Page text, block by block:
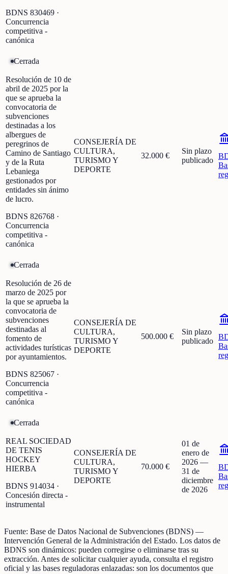
BDNS 830469 ·
Concurrencia
competitiva -
canónica
Cerrada
Resolución de 10 de
abril de 2025 por la
que se aprueba la
convocatoria de
subvenciones
destinadas a los
albergues de
peregrinos de
Camino de Santiago
y de la Ruta
Lebaniega
gestionados por
entidades sin ánimo
de lucro.
BDNS 826768 ·
Concurrencia
competitiva -
canónica
CONSEJERÍA DE
CULTURA,
TURISMO Y
DEPORTE
32.000 €
Sin plazo
publicado
Cerrada
Resolución de 26 de
marzo de 2025 por
la que se aprueba la
convocatoria de
subvenciones
destinadas al
fomento de
actividades turísticas
por ayuntamientos.
BDNS 825067 ·
Concurrencia
competitiva -
canónica
CONSEJERÍA DE
CULTURA,
TURISMO Y
DEPORTE
500.000 €
Sin plazo
publicado
Cerrada
REAL SOCIEDAD
DE TENIS
HOCKEY
HIERBA
BDNS 914034 ·
Concesión directa -
instrumental
CONSEJERÍA DE
CULTURA,
TURISMO Y
DEPORTE
70.000 €
01 de
enero de
2026 —
31 de
diciembre
de 2026
Fuente: Base de Datos Nacional de Subvenciones (BDNS) —
Intervención General de la Administración del Estado. Los datos de
BDNS son dinámicos: pueden corregirse o eliminarse tras su
extracción. Antes de solicitar cualquier ayuda, consulta el registro
oficial y las bases reguladoras enlazadas: son los documentos que